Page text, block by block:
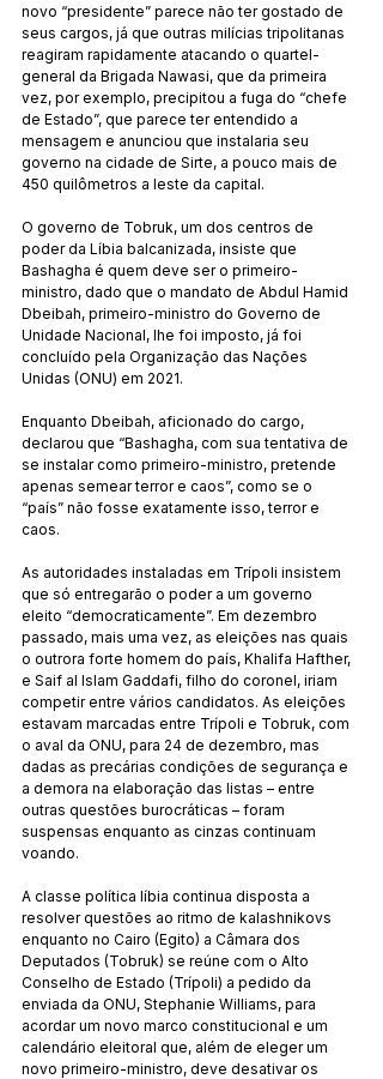
novo “presidente” parece não ter gostado de
seus cargos, já que outras milícias tripolitanas
reagiram rapidamente atacando o quartel-
general da Brigada Nawasi, que da primeira
vez, por exemplo, precipitou a fuga do “chefe
de Estado”, que parece ter entendido a
mensagem e anunciou que instalaria seu
governo na cidade de Sirte, a pouco mais de
450 quilômetros a leste da capital.
O governo de Tobruk, um dos centros de
poder da Líbia balcanizada, insiste que
Bashagha é quem deve ser o primeiro-
ministro, dado que o mandato de Abdul Hamid
Dbeibah, primeiro-ministro do Governo de
Unidade Nacional, lhe foi imposto, já foi
concluído pela Organização das Nações
Unidas (ONU) em 2021.
Enquanto Dbeibah, aficionado do cargo,
declarou que “Bashagha, com sua tentativa de
se instalar como primeiro-ministro, pretende
apenas semear terror e caos”, como se o
“país” não fosse exatamente isso, terror e
caos.
As autoridades instaladas em Trípoli insistem
que só entregarão o poder a um governo
eleito “democraticamente”. Em dezembro
passado, mais uma vez, as eleições nas quais
o outrora forte homem do país, Khalifa Hafther,
e Saif al Islam Gaddafi, filho do coronel, iriam
competir entre vários candidatos. As eleições
estavam marcadas entre Trípoli e Tobruk, com
o aval da ONU, para 24 de dezembro, mas
dadas as precárias condições de segurança e
a demora na elaboração das listas – entre
outras questões burocráticas – foram
suspensas enquanto as cinzas continuam
voando.
A classe política líbia continua disposta a
resolver questões ao ritmo de kalashnikovs
enquanto no Cairo (Egito) a Câmara dos
Deputados (Tobruk) se reúne com o Alto
Conselho de Estado (Trípoli) a pedido da
enviada da ONU, Stephanie Williams, para
acordar um novo marco constitucional e um
calendário eleitoral que, além de eleger um
novo primeiro-ministro, deve desativar os